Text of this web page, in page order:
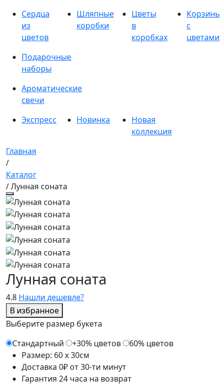
Сердца
из
цветов
Шляпные
коробки
Цветы
в
коробках
с
цветами
Подарочные
наборы
Ароматические
свечи
Экспресс
Новинка
Новая
коллекция
Главная
/
Каталог
/ Лунная соната
4.8 Нашли дешевле?
В избранное
Лунная соната
Выберите размер букета
Стандартный
+30% цветов
60% цветов
Размер: 60 x 30см
Доставка 0₽ от 30-ти минут
Гарантия 24 часа на возврат